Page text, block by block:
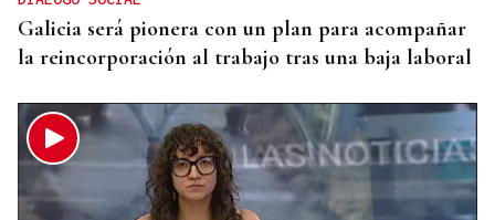
Galicia será pionera con un plan para acompañar
la reincorporación al trabajo tras una baja laboral